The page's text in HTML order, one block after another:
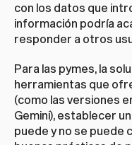
con los datos que
información podría
responder a otros
Para las pymes, la
herramientas que
(como las versiones
Gemini), establecer
puede y no se puede